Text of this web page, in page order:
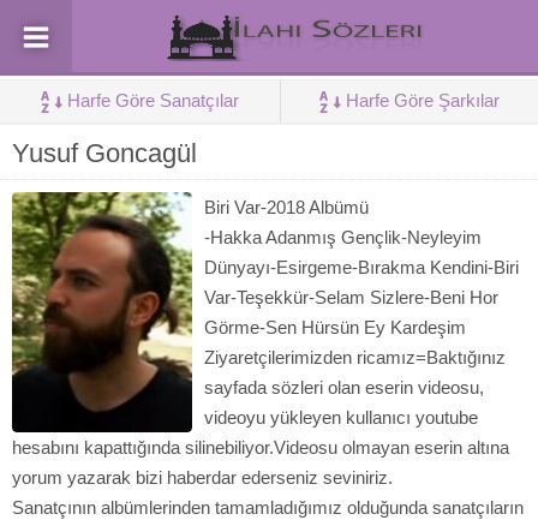
Harfe Göre Sanatçılar Harfe Göre Şarkılar
Yusuf Goncagül
Biri Var-2018 Albümü
-Hakka Adanmış Gençlik-Neyleyim
Dünyayı-Esirgeme-Bırakma Kendini-Biri
Var-Teşekkür-Selam Sizlere-Beni Hor
Görme-Sen Hürsün Ey Kardeşim
Ziyaretçilerimizden ricamız=Baktığınız
sayfada sözleri olan eserin videosu,
videoyu yükleyen kullanıcı youtube
hesabını kapattığında silinebiliyor.Videosu olmayan eserin altına
yorum yazarak bizi haberdar ederseniz seviniriz.
Sanatçının albümlerinden tamamladığımız olduğunda sanatçıların